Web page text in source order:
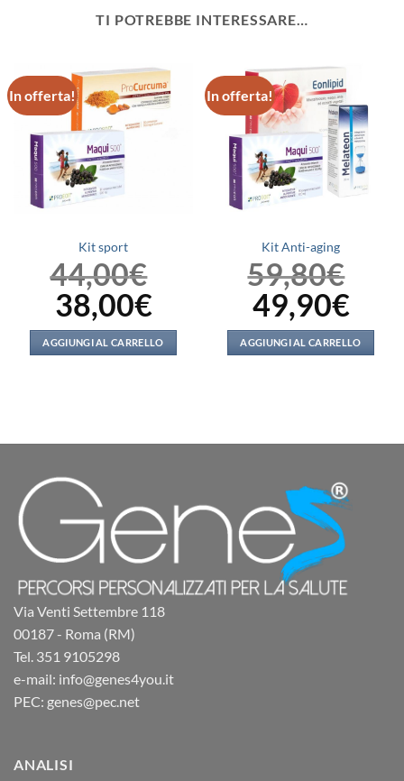
TI POTREBBE INTERESSARE…
In offerta!
Kit sport
44,00€
Il
prezzo
originale
era:
44,00€.
38,00€Il
attuale
è:
38,00€.
AGGIUNGI AL CARRELLO
In offerta!
Kit Anti-aging
59,80€
prezzo
originale
era:
59,80€.
49,90€Il
attuale
è:
49,90€.
AGGIUNGI AL CARRELLO
Via Venti Settembre 118
00187 - Roma (RM)
Tel. 351 9105298
e-mail: info@genes4you.it
PEC: genes@pec.net
ANALISI